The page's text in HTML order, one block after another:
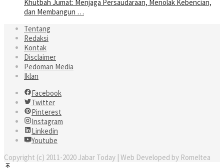
Khutbah Jumat: Menjaga Persaudaraan, Menolak Kebencian,
dan Membangun …
Tentang
Redaksi
Kontak
Disclaimer
Pedoman Media
Iklan
Facebook
Twitter
Pinterest
Instagram
Linkedin
Youtube
Copyright (c) 2011-2020 Jabar Today | Web Developed by Romeltea